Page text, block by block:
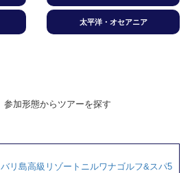
太平洋・オセアニア
参加形態からツアーを探す
バリ島高級リゾートニルワナゴルフ&スパ5